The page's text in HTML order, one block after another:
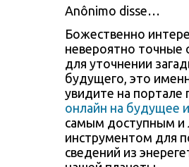
Anônimo disse…
Божественно
невероятно точные
для уточнении
будущего, это
увидите на портале
онлайн на будущее
самым доступным и
инструментом для
сведений из